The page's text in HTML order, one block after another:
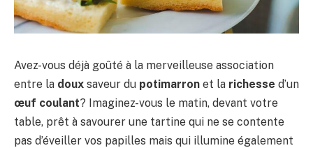
Avez-vous déjà goûté à la merveilleuse association
entre la doux saveur du potimarron et la richesse d’un
œuf coulant? Imaginez-vous le matin, devant votre
table, prêt à savourer une tartine qui ne se contente
pas d’éveiller vos papilles mais qui illumine également